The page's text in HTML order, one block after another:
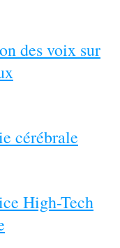
des voix sur
cérébrale
High-Tech